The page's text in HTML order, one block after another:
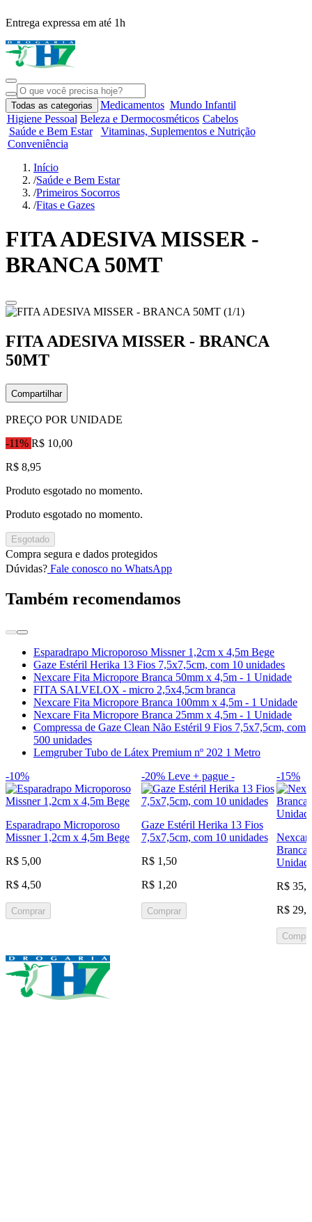
Entrega expressa em até 1h
Todas as categorias Medicamentos Mundo Infantil
Higiene Pessoal Beleza e Dermocosméticos Cabelos
Saúde e Bem Estar
Vitaminas, Suplementos e Nutrição
Conveniência
Início
/Saúde e Bem Estar
/Primeiros Socorros
/Fitas e Gazes
FITA ADESIVA MISSER -
BRANCA 50MT
FITA ADESIVA MISSER - BRANCA
50MT
Compartilhar
PREÇO POR UNIDADE
-11% R$ 10,00
R$ 8,95
Produto esgotado no momento.
Produto esgotado no momento.
Esgotado
Compra segura e dados protegidos
Dúvidas? Fale conosco no WhatsApp
Também recomendamos
Esparadrapo Microporoso Missner 1,2cm x 4,5m Bege
Gaze Estéril Herika 13 Fios 7,5x7,5cm, com 10 unidades
Nexcare Fita Micropore Branca 50mm x 4,5m - 1 Unidade
FITA SALVELOX - micro 2,5x4,5cm branca
Nexcare Fita Micropore Branca 100mm x 4,5m - 1 Unidade
Nexcare Fita Micropore Branca 25mm x 4,5m - 1 Unidade
Compressa de Gaze Clean Não Estéril 9 Fios 7,5x7,5cm, com
500 unidades
Lemgruber Tubo de Látex Premium nº 202 1 Metro
-10%
Esparadrapo Microporoso
Missner 1,2cm x 4,5m Bege
R$ 5,00
R$ 4,50
Comprar
-20% Leve + pague -
Gaze Estéril Herika 13 Fios
7,5x7,5cm, com 10 unidades
R$ 1,50
R$ 1,20
Comprar
-15%
Branca
R$
R$